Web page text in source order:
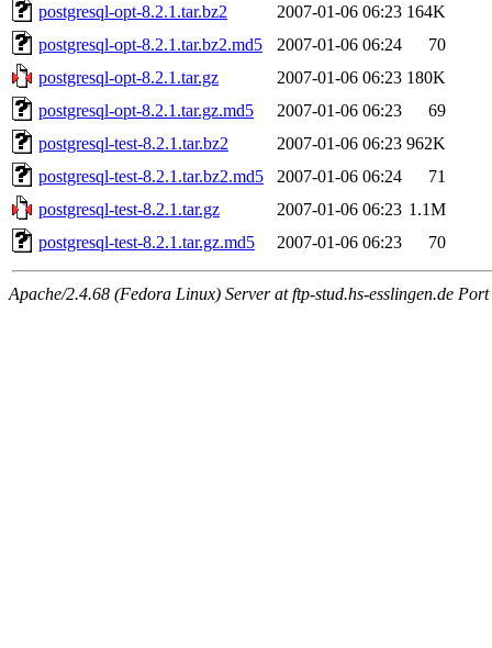
postgresql-opt-8.2.1.tar.bz2
2007-01-06 06:23 164K
postgresql-opt-8.2.1.tar.bz2.md5
2007-01-06 06:24
70
postgresql-opt-8.2.1.tar.gz
2007-01-06 06:23 180K
postgresql-opt-8.2.1.tar.gz.md5
2007-01-06 06:23
69
postgresql-test-8.2.1.tar.bz2
2007-01-06 06:23 962K
postgresql-test-8.2.1.tar.bz2.md5
2007-01-06 06:24
71
postgresql-test-8.2.1.tar.gz
2007-01-06 06:23 1.1M
postgresql-test-8.2.1.tar.gz.md5
2007-01-06 06:23 70
Apache/2.4.68 (Fedora Linux) Server at ftp-stud.hs-esslingen.de